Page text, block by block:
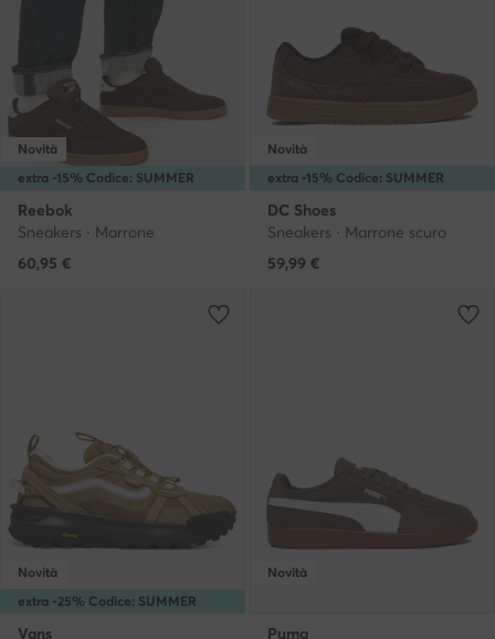
extra -15% Codice: SUMMER
Novità
Reebok
Sneakers · Marrone
60,95 €
extra -15% Codice: SUMMER
Novità
DC Shoes
Sneakers · Marrone scuro
59,99 €
extra -25% Codice: SUMMER
Novità
Vans
Novità
Puma